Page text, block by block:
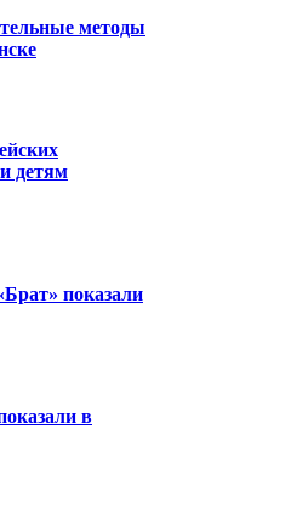
методы
детям
показали
в